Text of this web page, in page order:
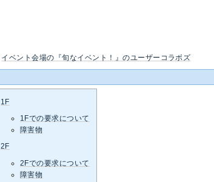
イベント会場の『旬なイベント！』のユーザーコラボズ
1F
1Fでの要求について
障害物
2F
2Fでの要求について
障害物